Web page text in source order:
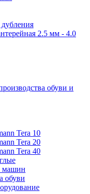
2.5 мм - 4.0
обуви и
Tera 10
Tera 20
Tera 40
машин
обуви